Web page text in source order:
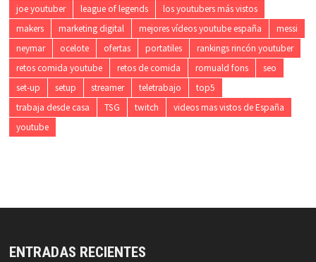
joe youtuber
league of legends
los youtubers más vistos
makers
marketing digital mejores vídeos youtube españa
messi
neymar
ocelote ofertas portatiles
rankings rincón youtuber
retos comida youtube
retos de comida romuald fons
seo
set-up
setup streamer teletrabajo
top5
trabaja desde casa
TSG twitch
videos mas vistos de España
youtube
ENTRADAS RECIENTES